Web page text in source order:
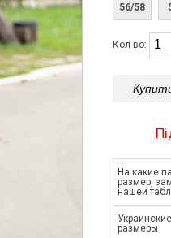
56/58
Кол-во:
На какие
размер,
нашей
Украинские
размеры